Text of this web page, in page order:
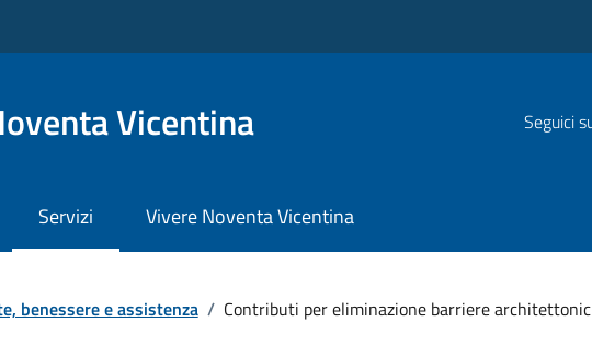
Vicentina Seguici
Servizi Vivere Noventa Vicentina
benessere e assistenza / Contributi per eliminazione barriere